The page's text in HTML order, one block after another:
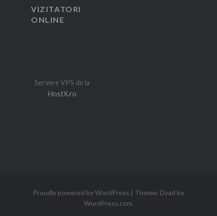
VIZITATORI
ONLINE
Servere VPS de la
HostX.ro
Proudly powered by WordPress | Theme: Dyad by
WordPress.com.